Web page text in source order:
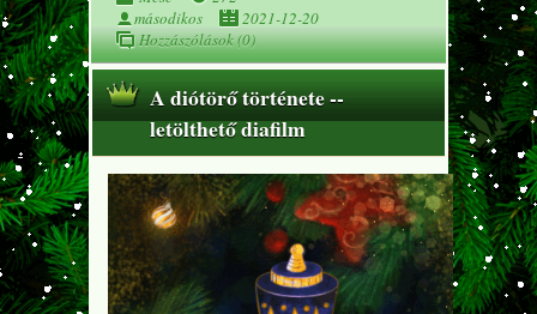
másodikos
2021-12-20
Hozzászólások (0)
A diótörő története --
letölthető diafilm